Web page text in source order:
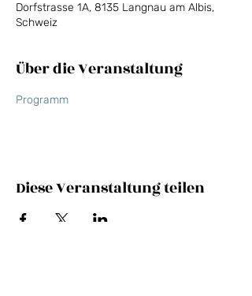
Dorfstrasse 1A, 8135 Langnau am Albis,
Schweiz
Über die Veranstaltung
Programm
Diese Veranstaltung teilen